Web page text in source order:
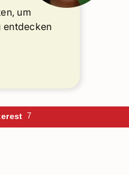
um
entdecken
7